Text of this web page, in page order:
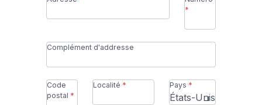
Complément d'addresse
Code
postal
Localité Pays
France